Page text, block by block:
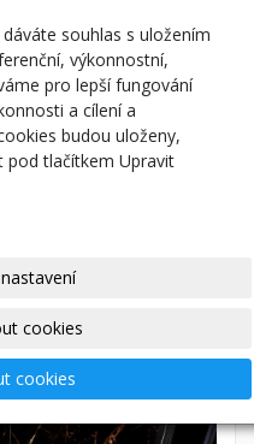
souhlas s uložením
výkonnostní,
pro lepší fungování
a cílení a
budou uloženy,
tlačítkem Upravit
cookies
cookies